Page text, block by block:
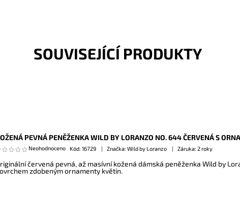
SOUVISEJÍCÍ PRODUKTY
PEVNÁ PENĚŽENKA WILD BY LORANZO NO. 644 ČERVENÁ S
Neohodnoceno Kód: 16729 Značka: Wild by Loranzo Záruka: 2 roky
červená pevná, až masívní kožená dámská peněženka Wild by
zdobeným ornamenty květin.